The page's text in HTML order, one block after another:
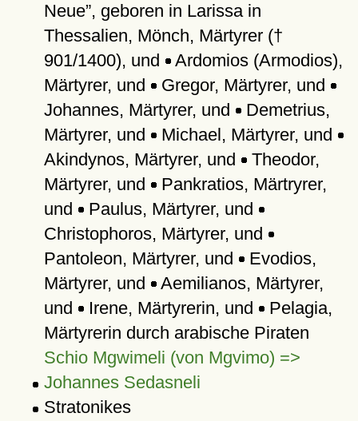
Neue , geboren in Larissa in
Thessalien, Mönch, Märtyrer (†
901/1400), und Ardomios (Armodios),
Märtyrer, und Gregor, Märtyrer, und
Johannes, Märtyrer, und Demetrius,
Märtyrer, und Michael, Märtyrer, und
Akindynos, Märtyrer, und Theodor,
Märtyrer, und Pankratios, Märtryrer,
und Paulus, Märtyrer, und
Christophoros, Märtyrer, und
Pantoleon, Märtyrer, und Evodios,
Märtyrer, und Aemilianos, Märtyrer,
und Irene, Märtyrerin, und Pelagia,
Märtyrerin durch arabische Piraten
Schio Mgwimeli (von Mgvimo) =>
Johannes Sedasneli
Stratonikes